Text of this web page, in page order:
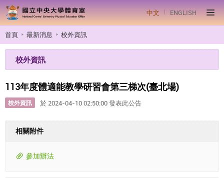
中文 ENGLISH
首頁 最新消息 校外資訊
校外資訊
113年度體適能教學研習會第三梯次(臺北場)
校外資訊 於 2024-04-10 02:50:00 發表此公告
相關附件
參加辦法